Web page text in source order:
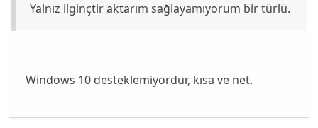
Yalnız ilginçtir aktarım sağlayamıyorum bir türlü.
Windows 10 desteklemiyordur, kısa ve net.